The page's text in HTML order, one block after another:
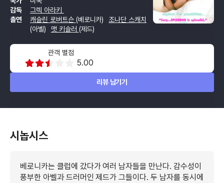
감독
그렉 아라키
출연
캐슬린 로버트슨 (베로니카)
조나단 스캐치
(아벨)
맷 키슬러 (제드)
관객 별점
5.00
리뷰 남기기
시놉시스
베로니카는 클럽에 갔다가 여러 남자들을 만난다. 감수성이
풍부한 아벨과 드러머인 제드가 그들이다. 두 남자를 동시에